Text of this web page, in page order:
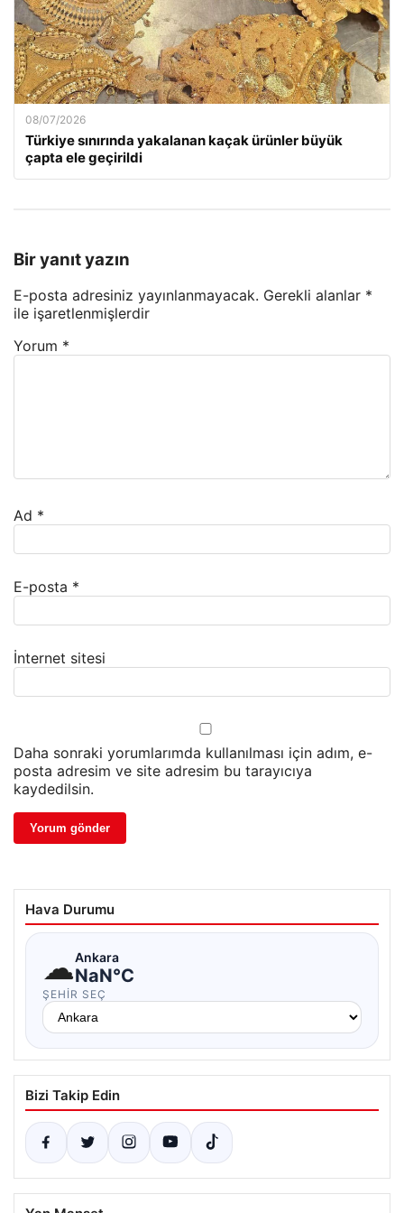
08/07/2026
Türkiye sınırında yakalanan kaçak ürünler büyük
çapta ele geçirildi
Bir yanıt yazın
E-posta adresiniz yayınlanmayacak. Gerekli alanlar *
ile işaretlenmişlerdir
Yorum *
Ad *
E-posta *
İnternet sitesi
Daha sonraki yorumlarımda kullanılması için adım, e-
posta adresim ve site adresim bu tarayıcıya
kaydedilsin.
Hava Durumu
☁Ankara
NaN°C
ŞEHIR SEÇ
Bizi Takip Edin